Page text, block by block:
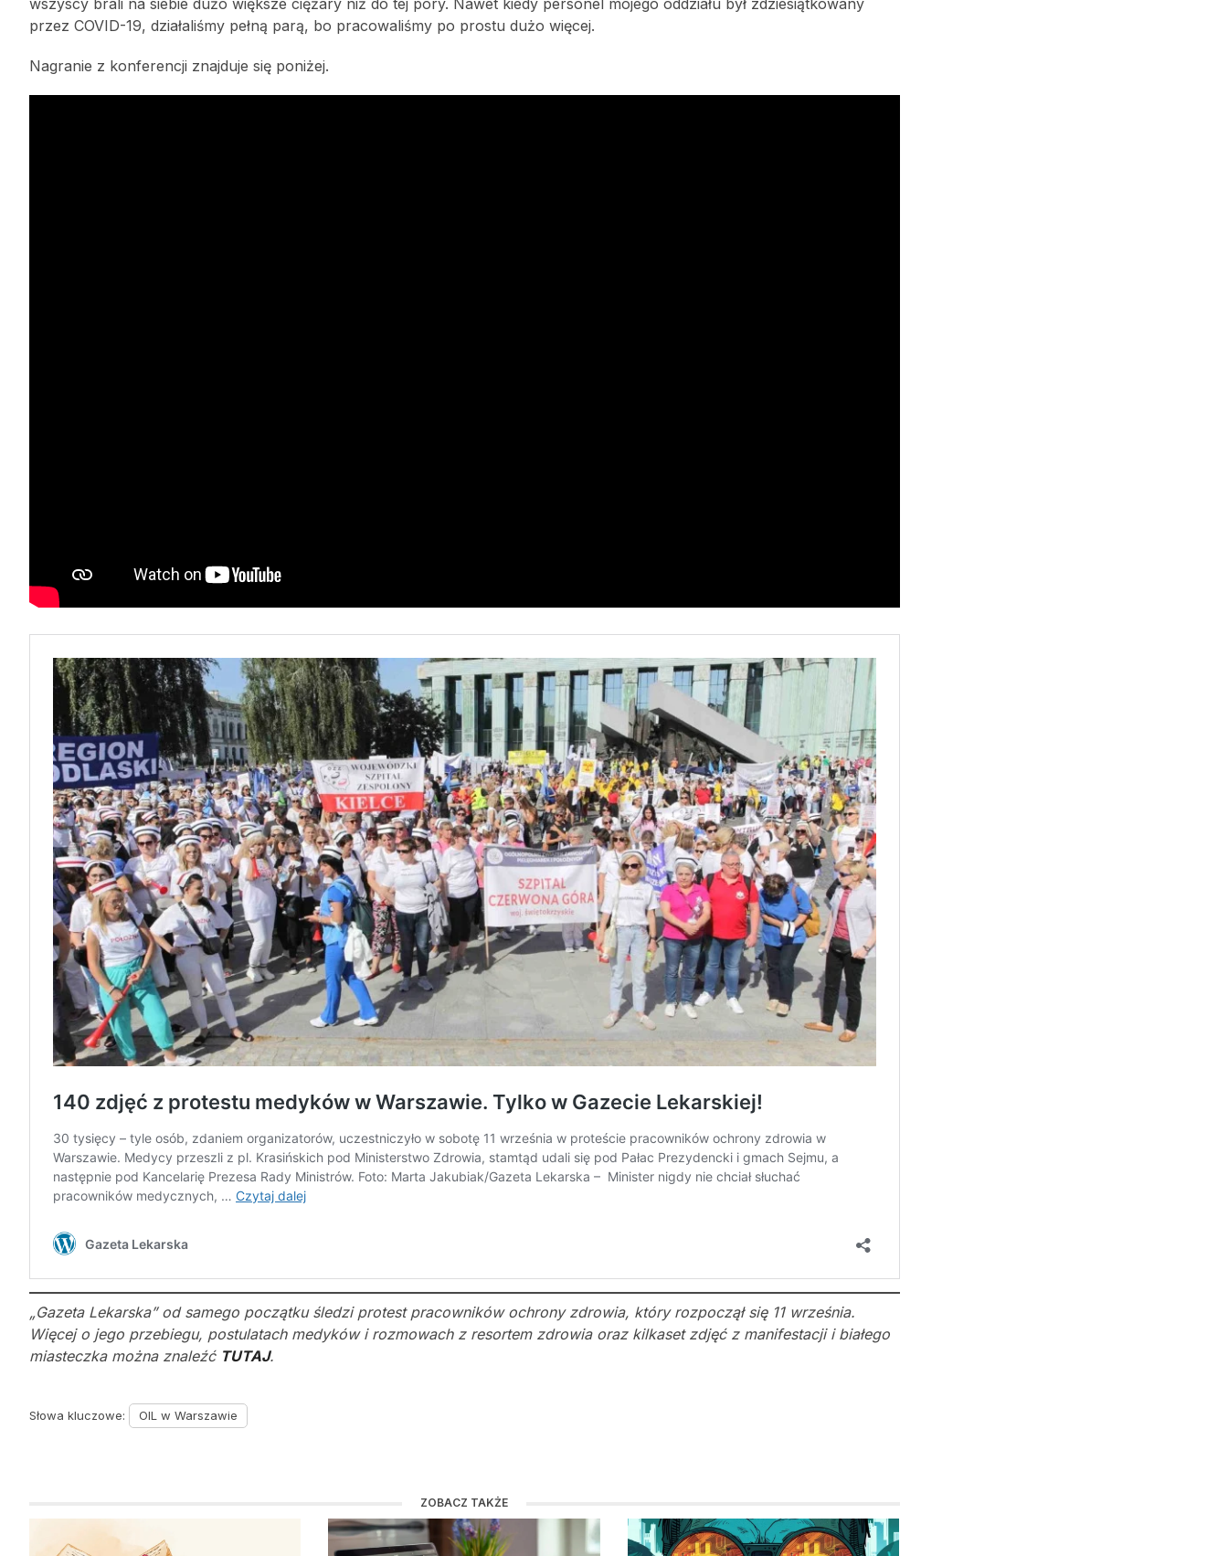
przez COVID-19, działaliśmy pełną parą, bo pracowaliśmy po prostu dużo więcej.
Nagranie z konferencji znajduje się poniżej.
„Gazeta Lekarska” od samego początku śledzi protest pracowników ochrony zdrowia, który rozpoczął się 11 września.
Więcej o jego przebiegu, postulatach medyków i rozmowach z resortem zdrowia oraz kilkaset zdjęć z manifestacji i białego
miasteczka można znaleźć TUTAJ.
Słowa kluczowe: OIL w Warszawie
ZOBACZ TAKŻE